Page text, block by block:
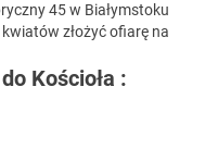
45 w Białymstoku
złożyć ofiarę na
Kościoła :